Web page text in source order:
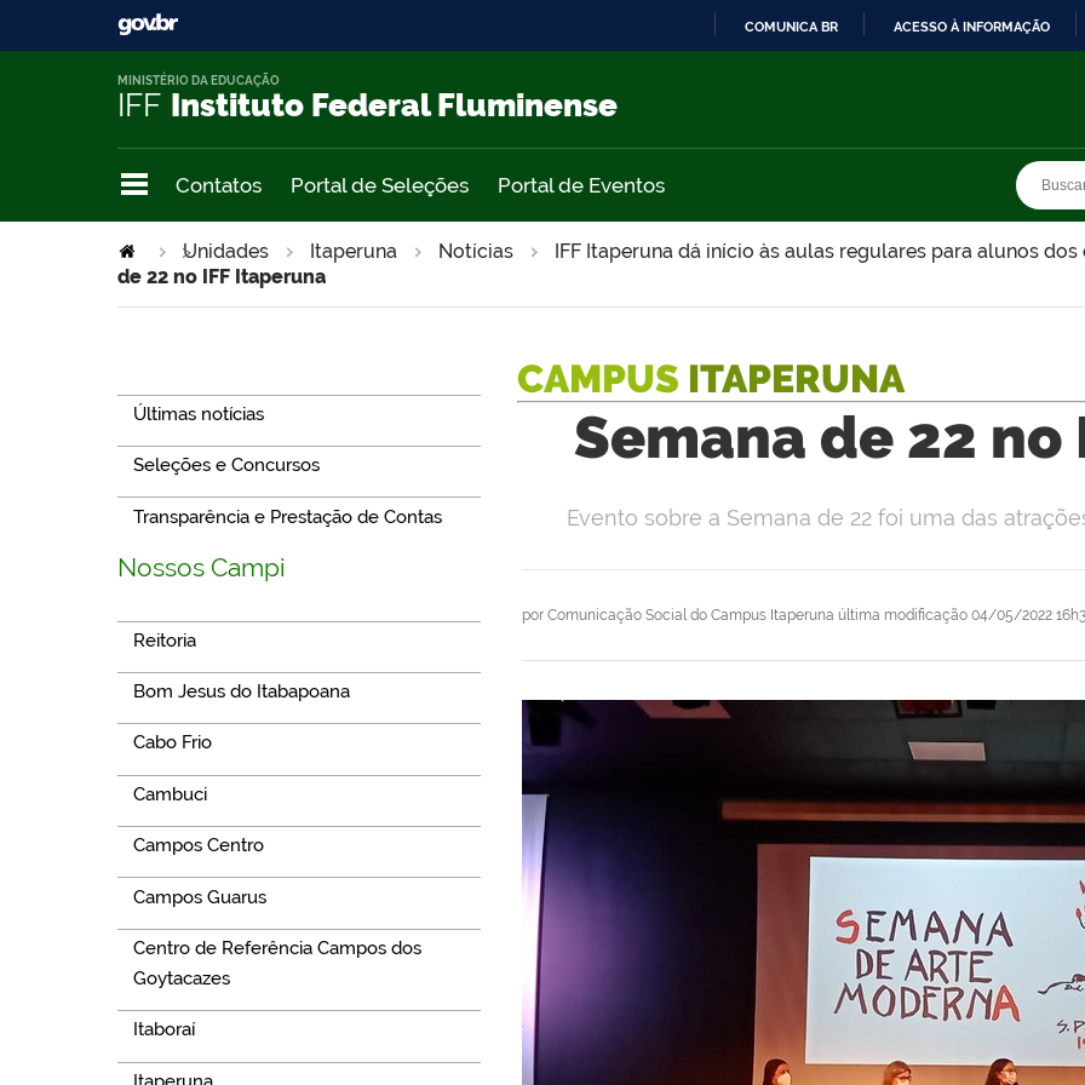
COMUNICA BR ACESSO À INFORMAÇÃO
IFF Instituto Federal Fluminense
MINISTÉRIO DA EDUCAÇÃO
Contatos Portal de Seleções Portal de Eventos
Unidades Itaperuna Notícias IFF Itaperuna dá início às aulas regulares para alunos
>
de 22 no IFF Itaperuna
Últimas notícias
Seleções e Concursos
Transparência e Prestação de Contas
Nossos Campi
Reitoria
Bom Jesus do Itabapoana
Cabo Frio
Cambuci
Campos Centro
Campos Guarus
Centro de Referência Campos dos
Goytacazes
Itaboraí
CAMPUS ITAPERUNA
Semana de 22
por Comunicação Social do Campus Itaperuna última modificação 04/05/2022
Evento sobre a Semana de 22 foi uma das